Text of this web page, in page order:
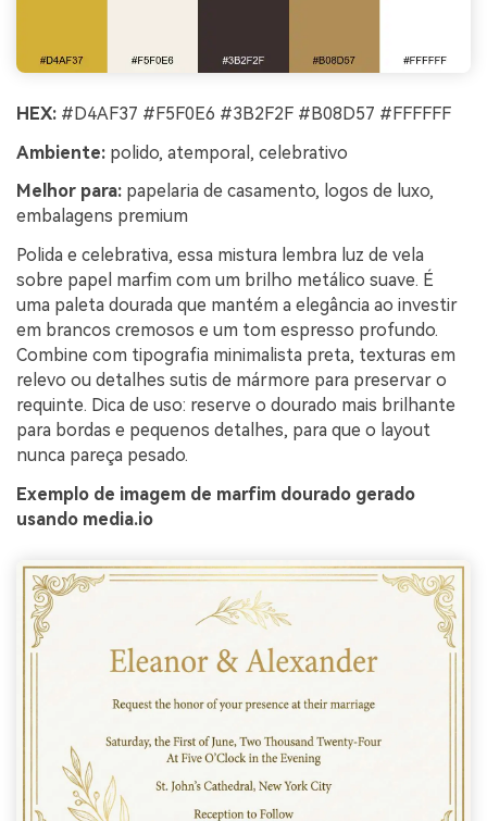
HEX: #D4AF37 #F5F0E6 #3B2F2F #B08D57 #FFFFFF
Ambiente: polido, atemporal, celebrativo
Melhor para: papelaria de casamento, logos de luxo,
embalagens premium
Polida e celebrativa, essa mistura lembra luz de vela
sobre papel marfim com um brilho metálico suave. É
uma paleta dourada que mantém a elegância ao investir
em brancos cremosos e um tom espresso profundo.
Combine com tipografia minimalista preta, texturas em
relevo ou detalhes sutis de mármore para preservar o
requinte. Dica de uso: reserve o dourado mais brilhante
para bordas e pequenos detalhes, para que o layout
nunca pareça pesado.
Exemplo de imagem de marfim dourado gerado
usando media.io